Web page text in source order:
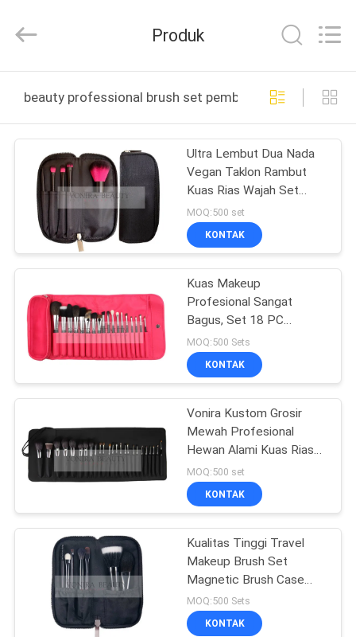
PRODUK
TENTANG
KAMI
TUR
PABRIK
KONTROL
KUALITAS
SITEMAP
PRIVACY
Reserved.
Produk
beauty professional brush set pembuatan online
Ultra Lembut Dua Nada
Vegan Taklon Rambut
Kuas Rias Wajah Set
Dengan Pegangan
Pendek
MOQ:500 set
KONTAK
Kuas Makeup
Profesional Sangat
Bagus, Set 18 PC
Dengan Kantung Merah
MOQ:500 Sets
KONTAK
Vonira Kustom Grosir
Mewah Profesional
Hewan Alami Kuas Rias
Rambut Set dengan Kit
Pemegang Gulungan
Kuas Eksklusif
MOQ:500 set
KONTAK
Kualitas Tinggi Travel
Makeup Brush Set
Magnetic Brush Case
Lembut Makeup Brushes
MOQ:500 Sets
KONTAK